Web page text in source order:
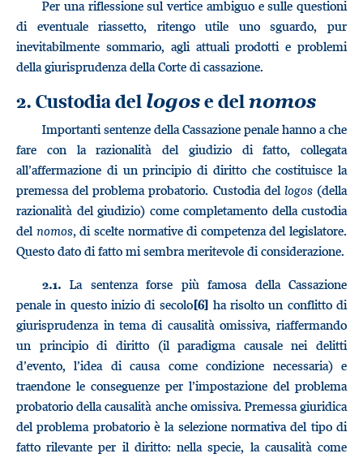
Per una riflessione sul vertice ambiguo e sulle questioni
di eventuale riassetto, ritengo utile uno sguardo, pur
inevitabilmente sommario, agli attuali prodotti e problemi
della giurisprudenza della Corte di cassazione.
2. Custodia del logose delnomos
Importanti sentenze della Cassazione penale hanno a che
fare con la razionalità del giudizio di fatto, collegata
all’affermazione di un principio di diritto che costituisce la
premessa del problema probatorio. Custodia del logos(della
razionalità del giudizio) come completamento della custodia
del nomos,di scelte normative di competenza del legislatore.
Questo dato di fatto mi sembra meritevole di considerazione.
2.1. La sentenza forse più famosa della Cassazione
penale in questo inizio di secolo[6] ha risolto un conflitto di
giurisprudenza in tema di causalità omissiva, riaffermando
un principio di diritto (il paradigma causale nei delitti
d’evento, l’idea di causa come condizione necessaria) e
traendone le conseguenze per l’impostazione del problema
probatorio della causalità anche omissiva. Premessa giuridica
del problema probatorio è la selezione normativa del tipo di
fatto rilevante per il diritto: nella specie, la causalità come